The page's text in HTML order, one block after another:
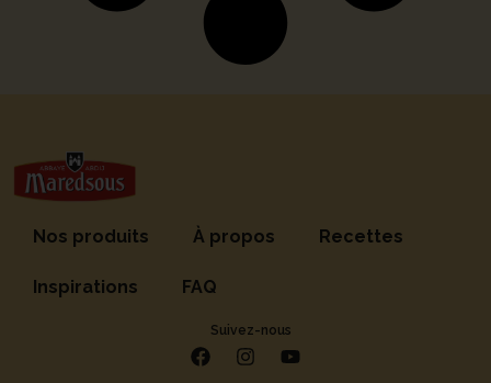
Nos produits À propos Recettes
Inspirations FAQ
Suivez-nous